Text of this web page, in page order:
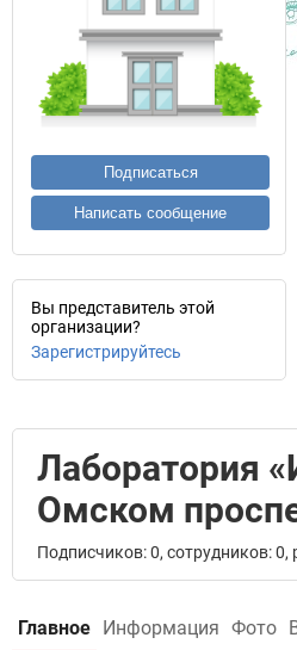
Подписаться
Написать сообщение
Вы представитель этой
организации?
Зарегистрируйтесь
Лаборатория
Омском
Подписчиков: 0, сотрудников: 0,
Главное Информация Фото